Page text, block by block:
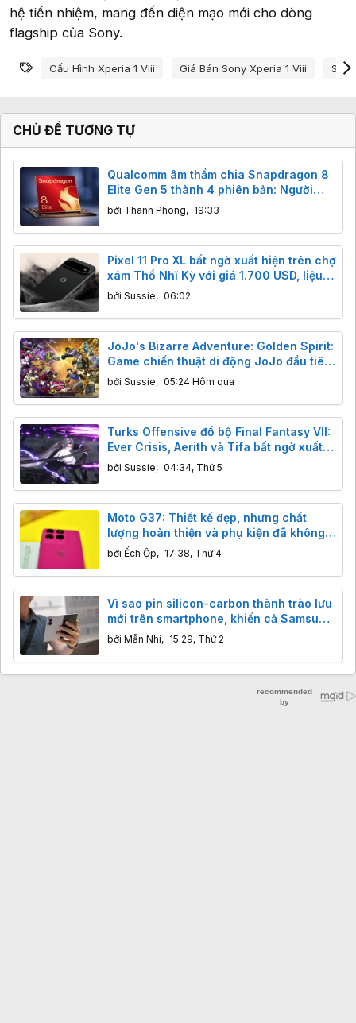
hệ tiền nhiệm, mang đến diện mạo mới cho dòng
flagship của Sony.
Từ khóa
Cấu Hình Xperia 1 Viii Giá Bán Sony Xperia 1 Viii
CHỦ ĐỀ TƯƠNG TỰ
Qualcomm âm thầm chia Snapdragon 8
Elite Gen 5 thành 4 phiên bản: Người
dùng cần lưu ý gì?
bởi Thanh Phong, 19:33
Pixel 11 Pro XL bất ngờ xuất hiện trên chợ
xám Thổ Nhĩ Kỳ với giá 1.700 USD, liệu
có phải hàng thật?
bởi Sussie, 06:02
JoJo's Bizarre Adventure: Golden Spirit:
Game chiến thuật di động JoJo đầu tiên
ra mắt toàn cầu 13/8
bởi Sussie, 05:24 Hôm qua
Turks Offensive đổ bộ Final Fantasy VII:
Ever Crisis, Aerith và Tifa bất ngờ xuất
hiện
bởi Sussie, 04:34, Thứ 5
Moto G37: Thiết kế đẹp, nhưng chất
lượng hoàn thiện và phụ kiện đã không
còn như xưa
bởi Ếch Ộp, 17:38, Thứ 4
Vì sao pin silicon-carbon thành trào lưu
mới trên smartphone, khiến cả Samsung
cũng phải nhập cuộc?
bởi Mẫn Nhi, 15:29, Thứ 2